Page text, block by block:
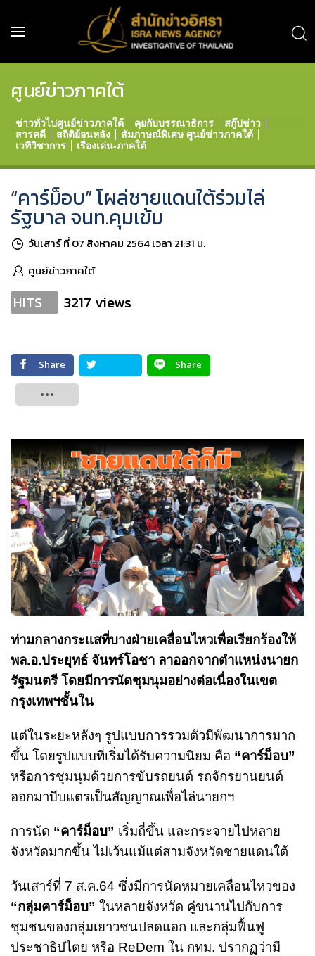
ศูนย์ข่าวภาคใต้
ข่าวทั่วไปศูนย์ข่าวภาคใต้ คุยกับบรรณาธิการ
สกู๊ปข่าว
สารคดี
สถิติย้อนหลัง
สัมภาษณ์พิเศษ ศูนย์ข่าวภาคใต้
เวทีวิชาการ
เรื่องเด่น-ภาคใต้
“คาร์ม็อบ” โผล่ชายแดนใต้ร่วมไล่
รัฐบาล จนท.คุมเข้ม
วันเสาร์ ที่ 07 สิงหาคม 2564 เวลา 21:31 น.
ศูนย์ข่าวภาคใต้
HITS 3217 views
Share
Share
ท่ามกลางกระแสที่บางฝ่ายเคลื่อนไหวเพื่อเรียกร้องให้
พล.อ.ประยุทธ์ จันทร์โอชา ลาออกจากตำแหน่งนายก
รัฐมนตรี โดยมีการนัดชุมนุมอย่างต่อเนื่องในเขต
กรุงเทพฯชั้นใน
แต่ในระยะหลังๆ รูปแบบการรวมตัวมีพัฒนาการมาก
ขึ้น โดยรูปแบบที่เริ่มได้รับความนิยม คือ “คาร์ม็อบ”
หรือการชุมนุมด้วยการขับรถยนต์ รถจักรยานยนต์
ออกมาบีบแตรเป็นสัญญาณเพื่อไล่นายกฯ
การนัด “คาร์ม็อบ” เริ่มถี่ขึ้น และกระจายไปหลาย
จังหวัดมากขึ้น ไม่เว้นแม้แต่สามจังหวัดชายแดนใต้
วันเสาร์ที่ 7 ส.ค.64 ซึ่งมีการนัดหมายเคลื่อนไหวของ
“กลุ่มคาร์ม็อบ” ในหลายจังหวัด คู่ขนานไปกับการ
ชุมชนของกลุ่มเยาวชนปลดแอก และกลุ่มฟื้นฟู
ประชาธิปไตย หรือ ReDem ใน กทม. ปรากฏว่ามี